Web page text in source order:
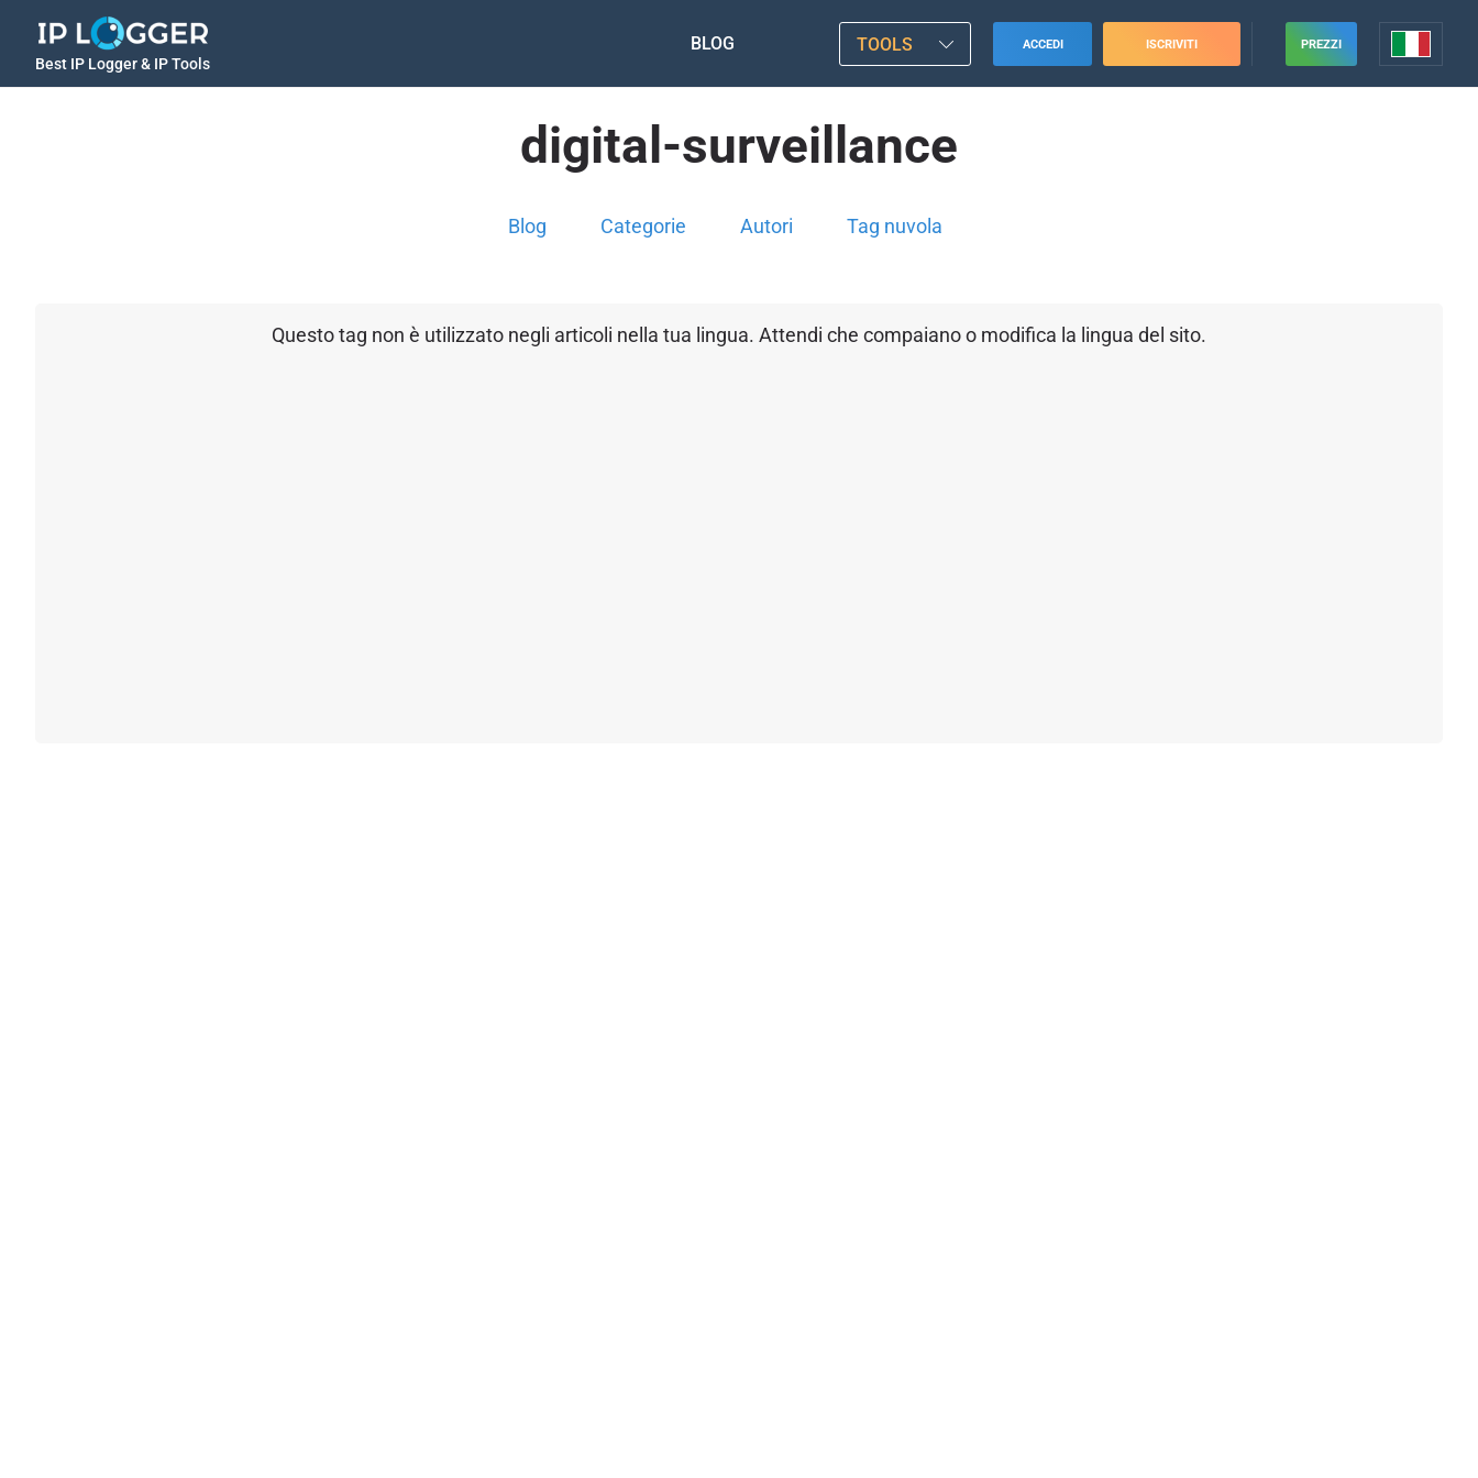
Best IP Logger & IP Tools
BLOG TOOLS ACCEDI ISCRIVITI PREZZI
digital-surveillance
Blog Categorie Autori Tag nuvola